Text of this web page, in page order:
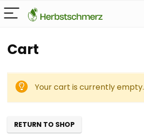
Cart
Your cart is currently empty.
RETURN TO SHOP